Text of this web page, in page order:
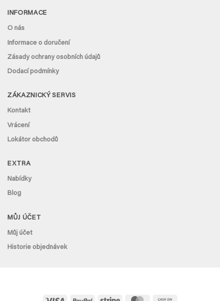
INFORMACE
O nás
Informace o doručení
Zásady ochrany osobních údajů
Dodací podmínky
ZÁKAZNICKÝ SERVIS
Kontakt
Vrácení
Lokátor obchodů
EXTRA
Nabídky
Blog
MŮJ ÚČET
Můj účet
Historie objednávek